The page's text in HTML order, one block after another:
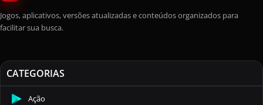
Jogos, aplicativos, versões atualizadas e conteúdos organizados para
facilitar sua busca.
CATEGORIAS
Ação